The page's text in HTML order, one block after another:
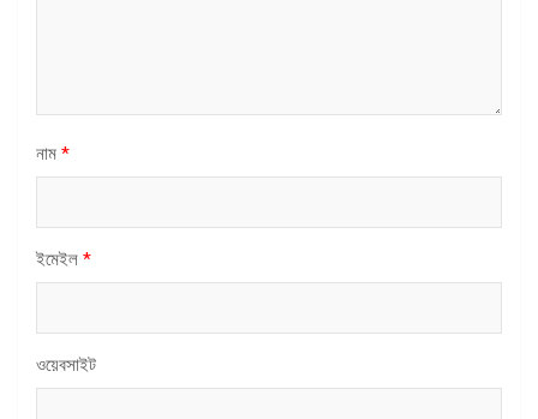
নাম *
ইমেইল *
ওয়েবসাইট